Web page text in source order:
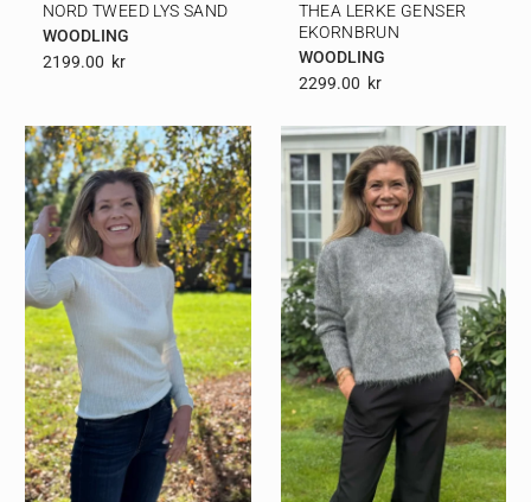
NORD TWEED LYS SAND
WOODLING
2199.00 Kr
THEA LERKE GENSER
EKORNBRUN
WOODLING
2299.00 Kr